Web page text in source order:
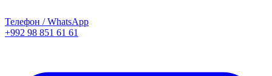
Телефон / WhatsApp
+992 98 851 61 61